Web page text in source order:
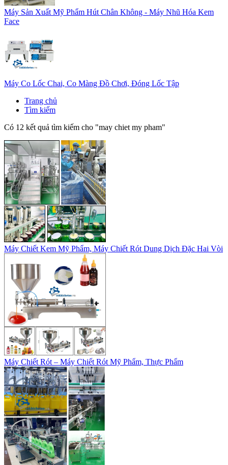
Máy Sản Xuất Mỹ Phẩm Hút Chân Không - Máy Nhũ Hóa Kem
Face
Máy Co Lốc Chai, Co Màng Đồ Chơi, Đóng Lốc Tập
Trang chủ
Tìm kiếm
Có 12 kết quả tìm kiếm cho "may chiet my pham"
Máy Chiết Kem Mỹ Phẩm, Máy Chiết Rót Dung Dịch Đặc Hai Vòi
Máy Chiết Rót – Máy Chiết Rót Mỹ Phẩm, Thực Phẩm